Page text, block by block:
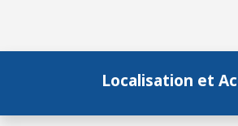
Localisation et